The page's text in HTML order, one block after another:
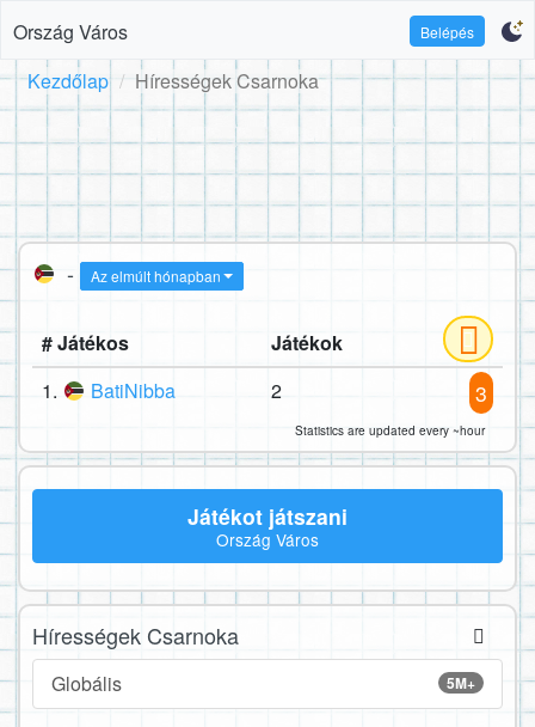
Ország Város Belépés
Kezdőlap Hírességek Csarnoka
- Az elmúlt hónapban
# Játékos
Játékok
1.
BatiNibba 2 3
Statistics are updated every ~hour
Játékot játszani
Ország Város
Hírességek Csarnoka
5M+
Globális